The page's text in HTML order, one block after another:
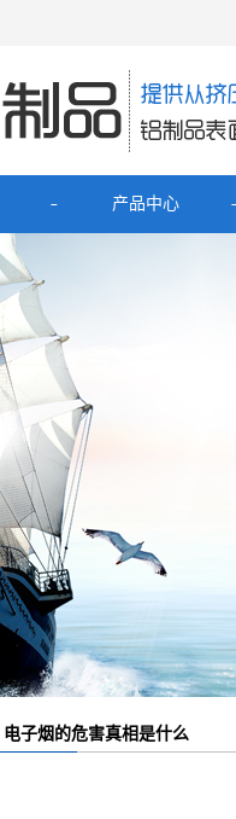
产品中心
移动电源充电宝铝外壳
数据线铝外壳
硬盘盒铝外壳
电子烟的危害真相是什么